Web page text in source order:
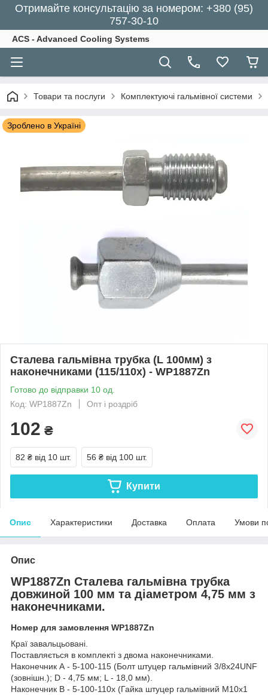
Отримайте консультацію за номером: +380 (95)
757-30-10
ACS - Advanced Cooling Systems
Товари та послуги Комплектуючі гальмівної системи
Зроблено в Україні
Сталева гальмівна трубка (L 100мм) з
наконечниками (115/110х) - WP1887Zn
Готово до відправки 10 од.
Код: WP1887Zn
Опт і роздріб
102 ₴
82 ₴ від 10 шт. 56 ₴ від 100 шт.
Купити
Опис Характеристики Доставка Оплата Умови
Опис
WP1887Zn Сталева гальмівна трубка
довжиной 100 мм та діаметром 4,75 мм з
наконечниками.
Номер для замовлення WP1887Zn
Краї завальцьовані.
Поставляється в комплекті з двома наконечниками.
Наконечник А - 5-100-115 (Болт штуцер гальмівний 3/8х24UNF
(зовнішн.); D - 4,75 мм; L - 18,0 мм).
Наконечник В - 5-100-110х (Гайка штуцер гальмівний М10х1